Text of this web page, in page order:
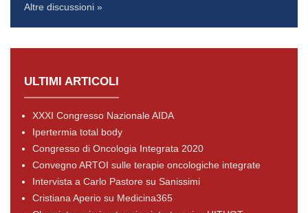
Altre discussioni »
ULTIMI ARTICOLI
XXXI Congresso Nazionale AIDA
Ipertermia total body
Congresso di Oncologia Integrata 2020
Convegno ARTOI sulle terapie oncologiche integrate
Intervista a Carlo Pastore su Sanissimi
Cristiana Aperio su Medicina365